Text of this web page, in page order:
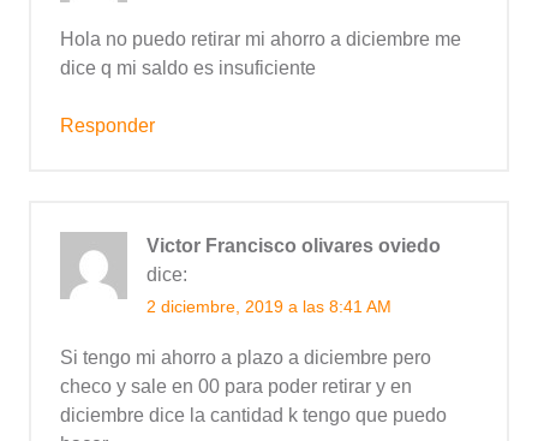
Hola no puedo retirar mi ahorro a diciembre me
dice q mi saldo es insuficiente
Responder
Victor Francisco olivares oviedo
dice:
2 diciembre, 2019 a las 8:41 AM
Si tengo mi ahorro a plazo a diciembre pero
checo y sale en 00 para poder retirar y en
diciembre dice la cantidad k tengo que puedo